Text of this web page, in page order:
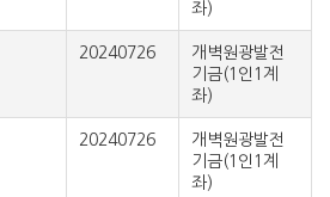
좌)
20240726
개벽원광발전
기금(1인1계
좌)
20240726
개벽원광발전
기금(1인1계
좌)